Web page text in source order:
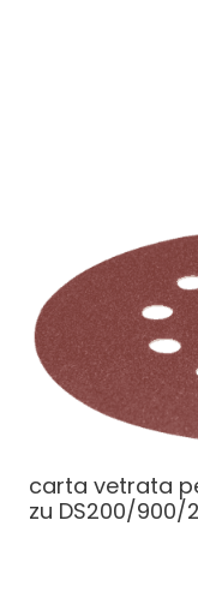
carta vetrata
zu DS200/900/